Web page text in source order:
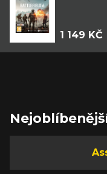
1 149 KČ